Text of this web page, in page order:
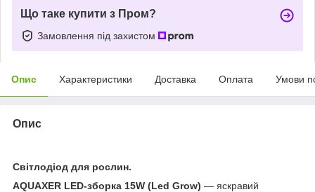
Що таке купити з Пром?
Замовлення під захистом
Опис Характеристики Доставка Оплата Умови
Опис
Світлодіод для рослин.
AQUAXER LED-зборка 15W (Led Grow) — яскравий